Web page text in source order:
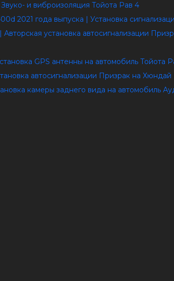
и виброизоляция Тойота Рав 4
2021 года выпуска | Установка
установка автосигнализации
GPS антенны на автомобиль Тойота
автосигнализации Призрак на
камеры заднего вида на автомобиль